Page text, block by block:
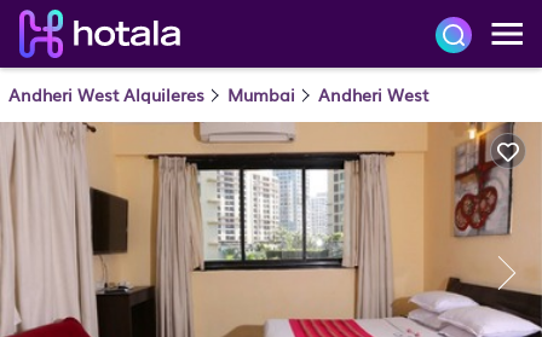
Andheri West Alquileres Mumbai Andheri West